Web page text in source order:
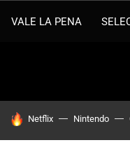
VALE LA PENA
HOY SE HABLA DE
Netflix Nintendo